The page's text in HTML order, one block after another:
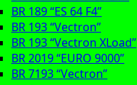
BR 189 “ES 64 F4”
BR 193 “Vectron”
BR 193 “Vectron XLoad”
BR 2019 “EURO 9000”
BR 7193 “Vectron”